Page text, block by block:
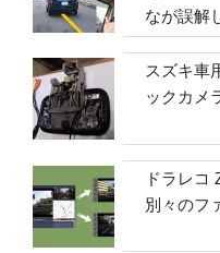
なが誤解
スズキ車
ックカメ
ドラレコ
別々のフ